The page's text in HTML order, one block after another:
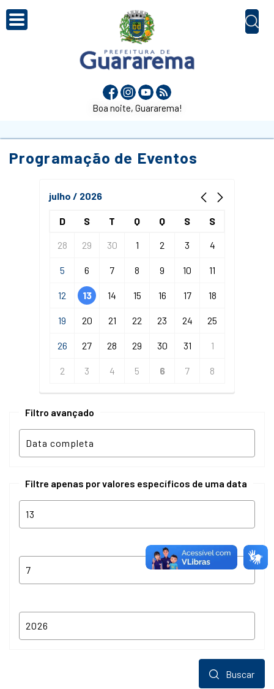
Boa noite, Guararema!
Programação de Eventos
julho / 2026
D S T Q Q S S
28 29 30 1 2 3 4
5 6 7 8 9 10 11
12 13 14 15 16 17 18
19 20 21 22 23 24 25
26 27 28 29 30 31 1
2 3 4 5 6 7 8
Filtro avançado
Filtre apenas por valores específicos de uma data
Buscar